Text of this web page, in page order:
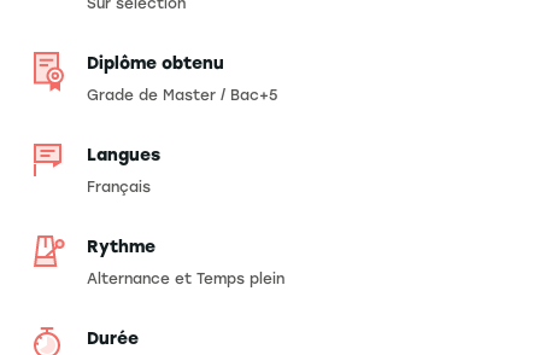
Sur sélection
Diplôme obtenu
Grade de Master / Bac+5
Langues
Français
Rythme
Alternance et Temps plein
Durée